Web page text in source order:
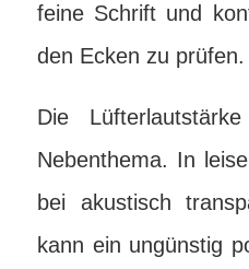
feine Schrift und
den Ecken zu prüfen.
Die
Nebenthema. In
bei akustisch
kann ein ungünstig